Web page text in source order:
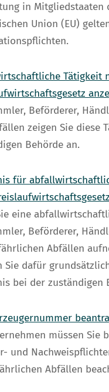
in Mitgliedstaaten
Union (EU)
Tätigkeit
Beförderer,
zeigen Sie diese
Behörde an.
für
eine
Beförderer,
Abfällen
Sie dafür
bei der zuständigen
müssen Sie
und
Abfällen